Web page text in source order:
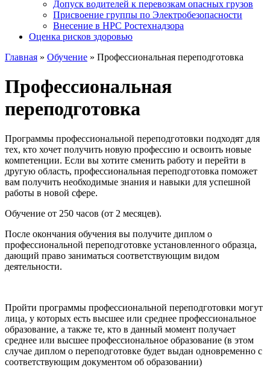
Допуск водителей к перевозкам опасных грузов
Присвоение группы по Электробезопасности
Внесение в НРС Ростехнадзора
Оценка рисков здоровью
Главная » Обучение » Профессиональная переподготовка
Профессиональная
переподготовка
Программы профессиональной переподготовки подходят для
тех, кто хочет получить новую профессию и освоить новые
компетенции. Если вы хотите сменить работу и перейти в
другую область, профессиональная переподготовка поможет
вам получить необходимые знания и навыки для успешной
работы в новой сфере.
Обучение от 250 часов (от 2 месяцев).
После окончания обучения вы получите диплом о
профессиональной переподготовке установленного образца,
дающий право заниматься соответствующим видом
деятельности.
Пройти программы профессиональной переподготовки могут
лица, у которых есть высшее или среднее профессиональное
образование, а также те, кто в данный момент получает
среднее или высшее профессиональное образование (в этом
случае диплом о переподготовке будет выдан одновременно с
соответствующим документом об образовании)